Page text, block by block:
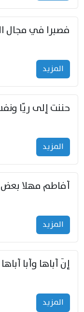
المزید
المزید
المزید
إنّ أباها وأبا
المزید